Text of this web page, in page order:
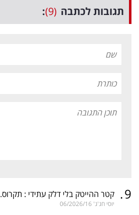
תגובות לכתבה (9)
:
9
. קטר ההייטק בלי דלק עתידי : תקרוס.
יוסי חג'ג' 06/2026/16